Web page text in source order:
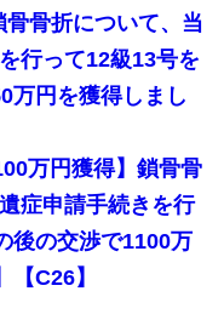
骨骨折について、当
行って12級13号を
万円を獲得しまし
万円獲得】鎖骨骨
症申請手続きを行
後の交渉で1100万
C26】